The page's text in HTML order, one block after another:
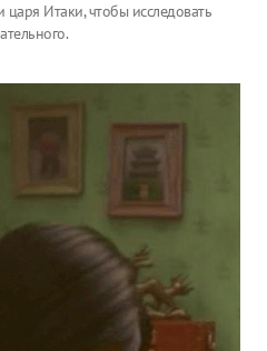
Итаки, чтобы исследовать